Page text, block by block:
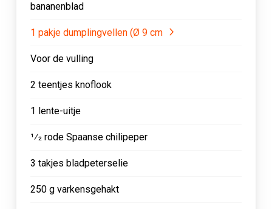
bananenblad
1 pakje dumplingvellen (Ø 9 cm
Voor de vulling
2 teentjes knoflook
1 lente-uitje
1⁄2 rode Spaanse chilipeper
3 takjes bladpeterselie
250 g varkensgehakt